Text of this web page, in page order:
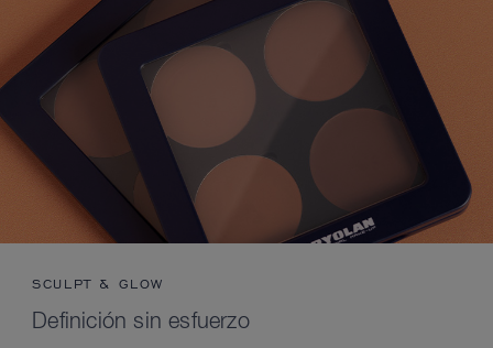
SCULPT & GLOW
Definición sin esfuerzo